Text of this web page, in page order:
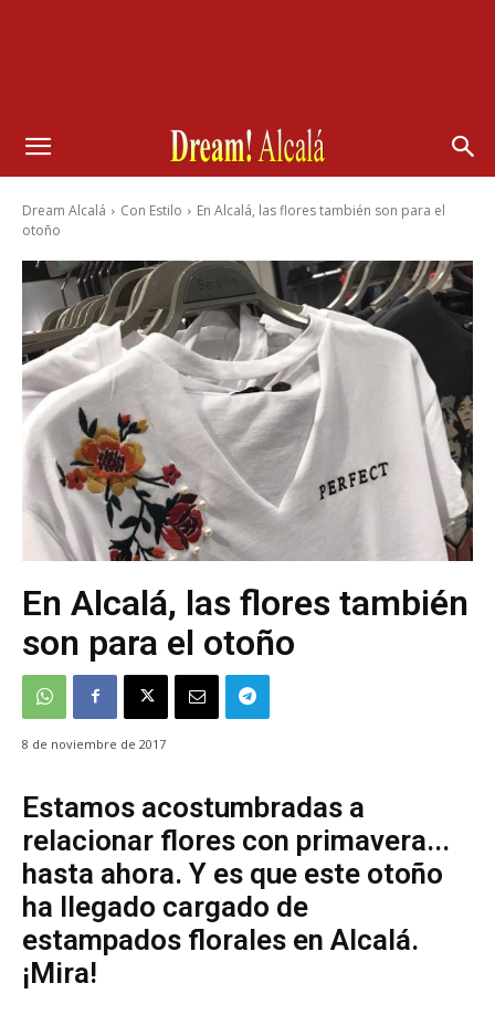
Dream Alcalá Con Estilo
En Alcalá, las flores también son para el
otoño
En Alcalá, las flores también
son para el otoño
8 de noviembre de 2017
Estamos acostumbradas a
relacionar flores con primavera...
hasta ahora. Y es que este otoño
ha llegado cargado de
estampados florales en Alcalá.
¡Mira!